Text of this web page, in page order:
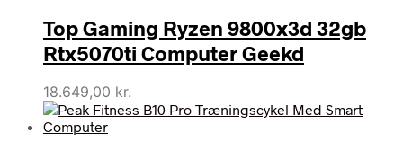
39.995,00 kr..35.995,00 kr..
Top Gaming Ryzen 9800x3d 32gb
Rtx5070ti Computer Geekd
18.649,00 kr.